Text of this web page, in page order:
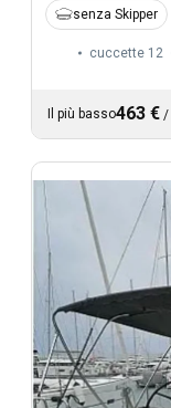
senza Skipper
cuccette 12
Il più basso463 € /